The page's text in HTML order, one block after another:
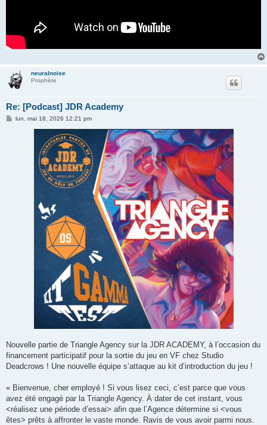
neuralnoise
Prophète
Re: [Podcast] JDR Academy
Mlun. mai 18, 2026 12:21 pm
Nouvelle partie de Triangle Agency sur la JDR ACADEMY, à l’occasion du
financement participatif pour la sortie du jeu en VF chez Studio
Deadcrows ! Une nouvelle équipe s’attaque au kit d’introduction du jeu !
« Bienvenue, cher employé ! Si vous lisez ceci, c’est parce que vous
avez été engagé par la Triangle Agency. À dater de cet instant, vous
<réalisez une période d’essai> afin que l’Agence détermine si <vous
êtes> prêts à affronter le vaste monde. Ravis de vous avoir parmi nous.